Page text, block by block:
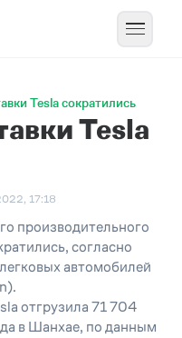
Tesla сократились
Tesla
17:18
производительного
согласно
автомобилей
отгрузила 71 704
в Шанхае, по данным